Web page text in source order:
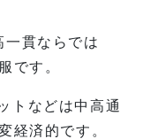
貫ならでは
です。
トなどは中高通
経済的です。